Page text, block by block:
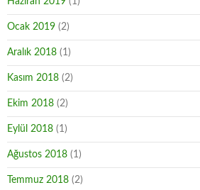
Ocak 2019 (2)
Aralık 2018 (1)
Kasım 2018 (2)
Ekim 2018 (2)
Eylül 2018 (1)
Ağustos 2018 (1)
Temmuz 2018 (2)